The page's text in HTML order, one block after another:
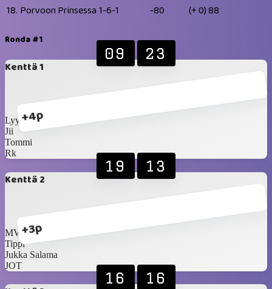
18. Porvoon Prinsessa 1-6-1 -80 (+ 0)88
Ronda #1
Kenttä 1
+4p
09 23
Lyydia
Jii
Tommi
Rk
Kenttä 2
+3p
19 13
MV
Tippi
Jukka Salama
JOT
16 16